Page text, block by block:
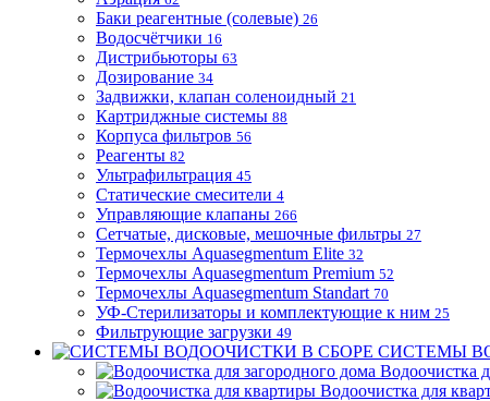
Баки реагентные (солевые) 26
Водосчётчики 16
Дистрибьюторы 63
Дозирование 34
Задвижки, клапан соленоидный 21
Картриджные системы 88
Корпуса фильтров 56
Реагенты 82
Ультрафильтрация 45
Статические смесители 4
Управляющие клапаны 266
Сетчатые, дисковые, мешочные фильтры 27
Термочехлы Aquasegmentum Elite 32
Термочехлы Aquasegmentum Premium 52
Термочехлы Aquasegmentum Standart 70
УФ-Стерилизаторы и комплектующие к ним 25
Фильтрующие загрузки 49
СИСТЕМЫ
Водоочистка
Водоочистка для